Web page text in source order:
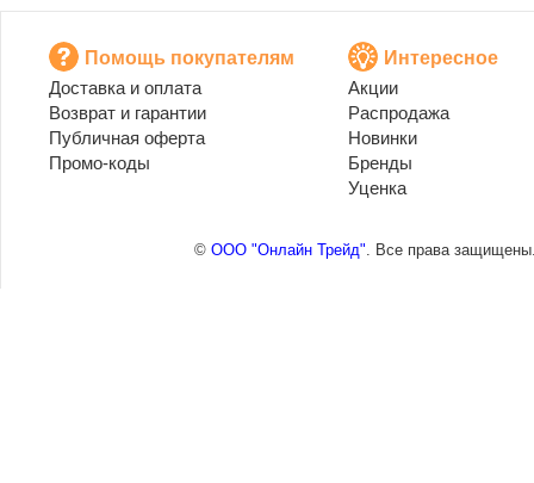
Помощь покупателям
Доставка и оплата
Возврат и гарантии
Публичная оферта
Промо-коды
Интересное
Акции
Распродажа
Новинки
Бренды
Уценка
© ООО "Онлайн Трейд". Все права